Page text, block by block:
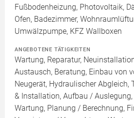
Fußbodenheizung, Photovoltaik,
Ofen, Badezimmer,
Umwälzpumpe, KFZ Wallboxen
ANGEBOTENE TÄTIGKEITEN
Wartung, Reparatur,
Austausch, Beratung, Einbau von
Neugerät, Hydraulischer Abgleich,
& Installation, Aufbau /
Wartung, Planung / Berechnung,